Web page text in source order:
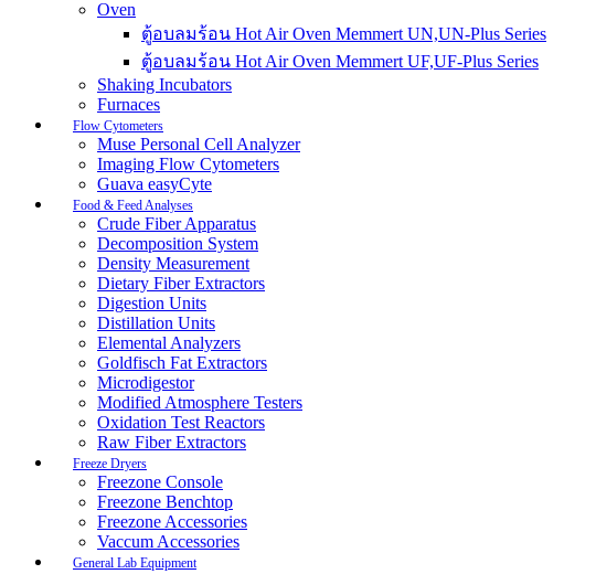
Oven
ตู้อบลมร้อน Hot Air Oven Memmert UN,UN-Plus Series
ตู้อบลมร้อน Hot Air Oven Memmert UF,UF-Plus Series
Shaking Incubators
Furnaces
Flow Cytometers
Muse Personal Cell Analyzer
Imaging Flow Cytometers
Guava easyCyte
Food & Feed Analyses
Crude Fiber Apparatus
Decomposition System
Density Measurement
Dietary Fiber Extractors
Digestion Units
Distillation Units
Elemental Analyzers
Goldfisch Fat Extractors
Microdigestor
Modified Atmosphere Testers
Oxidation Test Reactors
Raw Fiber Extractors
Freeze Dryers
Freezone Console
Freezone Benchtop
Freezone Accessories
Vaccum Accessories
General Lab Equipment